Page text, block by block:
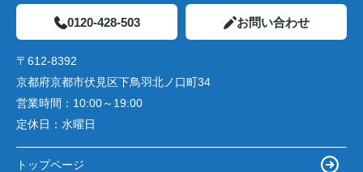
0120-428-503 お問い合わせ
〒612-8392
京都府京都市伏見区下鳥羽北ノ口町34
営業時間： 10:00～19:00
定休日： 水曜日
トップページ